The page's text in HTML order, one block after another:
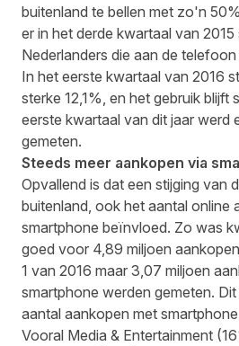
buitenland te bellen met zo'n
er in het derde kwartaal van
Nederlanders die aan de
In het eerste kwartaal van 2016
sterke 12,1%, en het gebruik blijft
eerste kwartaal van dit jaar werd
gemeten.
Steeds meer aankopen via
Opvallend is dat een stijging van
buitenland, ook het aantal online
smartphone beïnvloed. Zo was
goed voor 4,89 miljoen
1 van 2016 maar 3,07 miljoen
smartphone werden gemeten.
aantal aankopen met
Vooral Media & Entertainment